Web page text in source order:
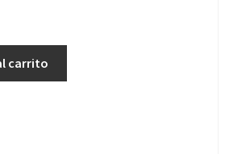
carrito